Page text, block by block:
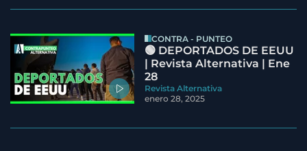
CONTRA - PUNTEO
🟢 DEPORTADOS DE EEUU
| Revista Alternativa | Ene
28
Revista Alternativa
enero 28, 2025